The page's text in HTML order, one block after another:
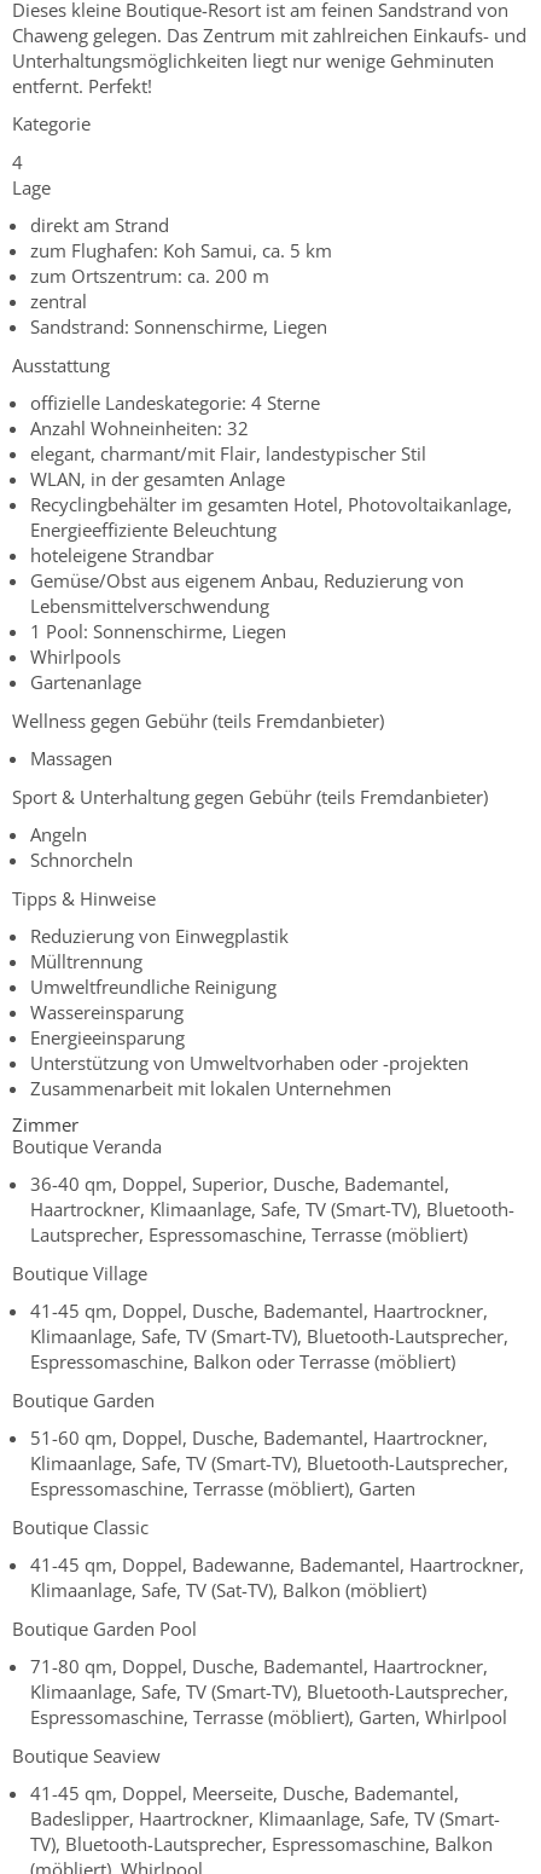
Dieses kleine Boutique-Resort ist am feinen Sandstrand von
Chaweng gelegen. Das Zentrum mit zahlreichen Einkaufs- und
Unterhaltungsmöglichkeiten liegt nur wenige Gehminuten
entfernt. Perfekt!
Kategorie
4
Lage
direkt am Strand
zum Flughafen: Koh Samui, ca. 5 km
zum Ortszentrum: ca. 200 m
zentral
Sandstrand: Sonnenschirme, Liegen
Ausstattung
offizielle Landeskategorie: 4 Sterne
Anzahl Wohneinheiten: 32
elegant, charmant/mit Flair, landestypischer Stil
WLAN, in der gesamten Anlage
Recyclingbehälter im gesamten Hotel, Photovoltaikanlage,
Energieeffiziente Beleuchtung
hoteleigene Strandbar
Gemüse/Obst aus eigenem Anbau, Reduzierung von
Lebensmittelverschwendung
1 Pool: Sonnenschirme, Liegen
Whirlpools
Gartenanlage
Wellness gegen Gebühr (teils Fremdanbieter)
Massagen
Sport & Unterhaltung gegen Gebühr (teils Fremdanbieter)
Angeln
Schnorcheln
Tipps & Hinweise
Reduzierung von Einwegplastik
Mülltrennung
Umweltfreundliche Reinigung
Wassereinsparung
Energieeinsparung
Unterstützung von Umweltvorhaben oder -projekten
Zusammenarbeit mit lokalen Unternehmen
Zimmer
Boutique Veranda
36-40 qm, Doppel, Superior, Dusche, Bademantel,
Haartrockner, Klimaanlage, Safe, TV (Smart-TV), Bluetooth-
Lautsprecher, Espressomaschine, Terrasse (möbliert)
Boutique Village
41-45 qm, Doppel, Dusche, Bademantel, Haartrockner,
Klimaanlage, Safe, TV (Smart-TV), Bluetooth-Lautsprecher,
Espressomaschine, Balkon oder Terrasse (möbliert)
Boutique Garden
51-60 qm, Doppel, Dusche, Bademantel, Haartrockner,
Klimaanlage, Safe, TV (Smart-TV), Bluetooth-Lautsprecher,
Espressomaschine, Terrasse (möbliert), Garten
Boutique Classic
41-45 qm, Doppel, Badewanne, Bademantel, Haartrockner,
Klimaanlage, Safe, TV (Sat-TV), Balkon (möbliert)
Boutique Garden Pool
71-80 qm, Doppel, Dusche, Bademantel, Haartrockner,
Klimaanlage, Safe, TV (Smart-TV), Bluetooth-Lautsprecher,
Espressomaschine, Terrasse (möbliert), Garten, Whirlpool
Boutique Seaview
41-45 qm, Doppel, Meerseite, Dusche, Bademantel,
Badeslipper, Haartrockner, Klimaanlage, Safe, TV (Smart-
TV), Bluetooth-Lautsprecher, Espressomaschine, Balkon
(möbliert), Whirlpool